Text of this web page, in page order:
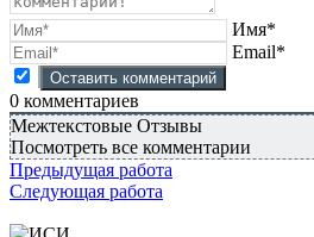
Имя*
Email*
0 комментариев
Межтекстовые Отзывы
Посмотреть все комментарии
Предыдущая работа
Следующая работа